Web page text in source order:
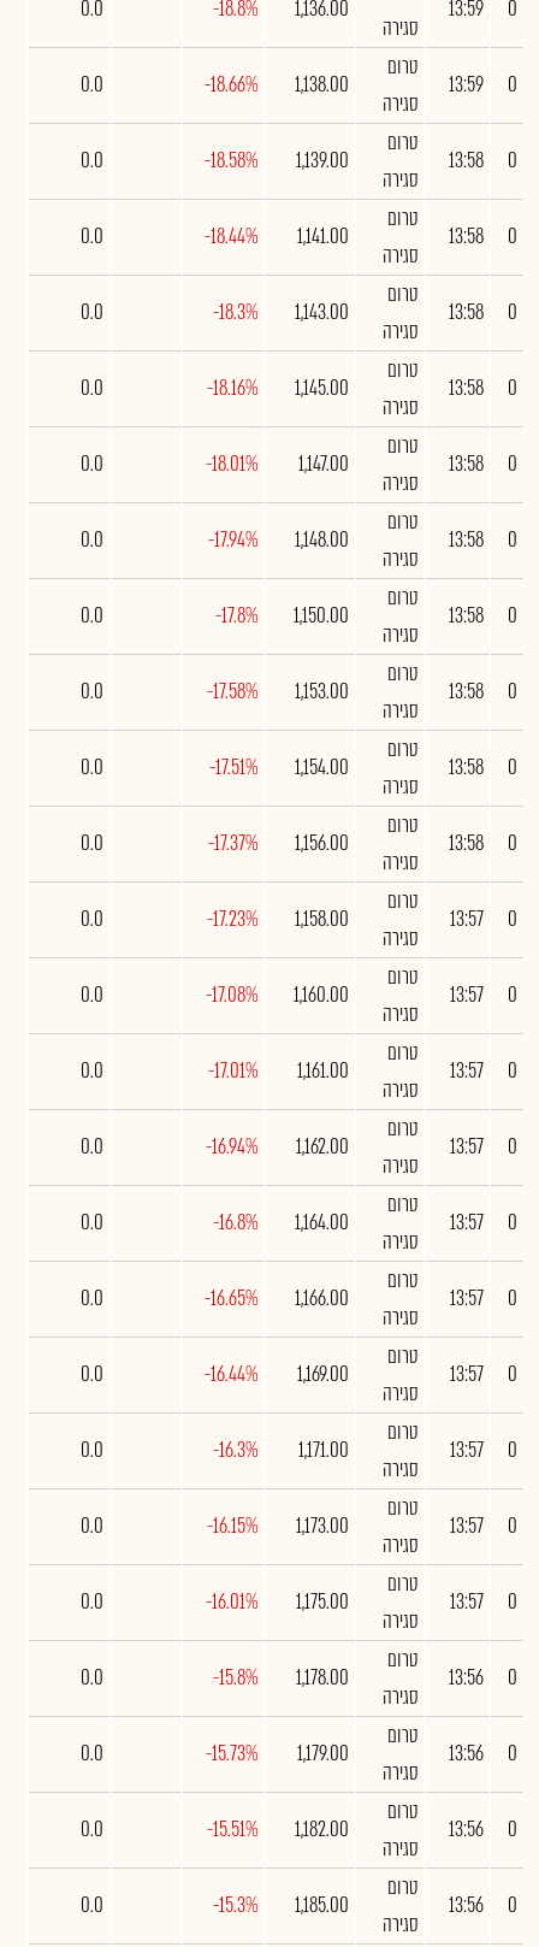
0
13:59
סגירה
1,136.00
-18.8%
0.0
0
13:59
טרום
סגירה
1,138.00
-18.66%
0.0
0
13:58
טרום
סגירה
1,139.00
-18.58%
0.0
0
13:58
טרום
סגירה
1,141.00
-18.44%
0.0
0
13:58
טרום
סגירה
1,143.00
-18.3%
0.0
0
13:58
טרום
סגירה
1,145.00
-18.16%
0.0
0
13:58
טרום
סגירה
1,147.00
-18.01%
0.0
0
13:58
טרום
סגירה
1,148.00
-17.94%
0.0
0
13:58
טרום
סגירה
1,150.00
-17.8%
0.0
0
13:58
טרום
סגירה
1,153.00
-17.58%
0.0
0
13:58
טרום
סגירה
1,154.00
-17.51%
0.0
0
13:58
טרום
סגירה
1,156.00
-17.37%
0.0
0
13:57
טרום
סגירה
1,158.00
-17.23%
0.0
0
13:57
טרום
סגירה
1,160.00
-17.08%
0.0
0
13:57
טרום
סגירה
1,161.00
-17.01%
0.0
0
13:57
טרום
סגירה
1,162.00
-16.94%
0.0
0
13:57
טרום
סגירה
1,164.00
-16.8%
0.0
0
13:57
טרום
סגירה
1,166.00
-16.65%
0.0
0
13:57
טרום
סגירה
1,169.00
-16.44%
0.0
0
13:57
טרום
סגירה
1,171.00
-16.3%
0.0
0
13:57
טרום
סגירה
1,173.00
-16.15%
0.0
0
13:57
טרום
סגירה
1,175.00
-16.01%
0.0
0
13:56
טרום
סגירה
1,178.00
-15.8%
0.0
0
13:56
טרום
סגירה
1,179.00
-15.73%
0.0
0
13:56
טרום
סגירה
1,182.00
-15.51%
0.0
0
13:56
טרום
סגירה
1,185.00
-15.3%
0.0